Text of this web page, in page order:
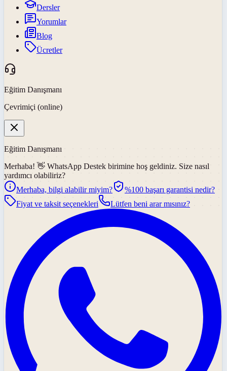
Dersler
Yorumlar
Blog
Ücretler
Eğitim Danışmanı
Çevrimiçi (online)
Eğitim Danışmanı
Merhaba! 👋 WhatsApp Destek birimine hoş geldiniz. Size nasıl
yardımcı olabiliriz?
Merhaba, bilgi alabilir miyim?
%100 başarı garantisi nedir?
Fiyat ve taksit seçenekleri
Lütfen beni arar mısınız?